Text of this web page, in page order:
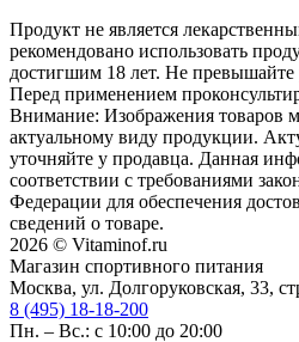
Продукт не является
рекомендовано использовать
достигшим 18 лет. Не превышайте
Перед применением
Внимание: Изображения товаров
актуальному виду продукции.
уточняйте у продавца. Данная
соответствии с требованиями
Федерации для обеспечения
сведений о товаре.
2026 © Vitaminof.ru
Магазин спортивного питания
Москва, ул. Долгоруковская, 33,
8 (495) 18-18-200
Пн. – Вс.: с 10:00 до 20:00